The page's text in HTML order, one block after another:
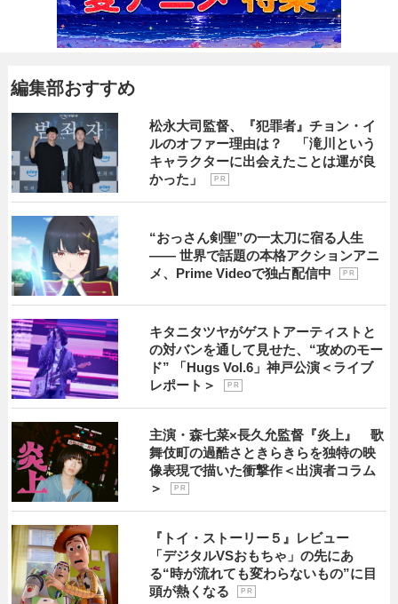
編集部おすすめ
松永大司監督、『犯罪者』チョン・イ
ルのオファー理由は？ 「滝川という
キャラクターに出会えたことは運が良
かった」
P R
“おっさん剣聖”の一太刀に宿る人生
―― 世界で話題の本格アクションアニ
メ、Prime Videoで独占配信中
P R
キタニタツヤがゲストアーティストと
の対バンを通して見せた、“攻めのモー
ド” 「Hugs Vol.6」神戸公演＜ライブ
レポート＞
P R
主演・森七菜×長久允監督『炎上』 歌
舞伎町の過酷さときらきらを独特の映
像表現で描いた衝撃作＜出演者コラム
＞
P R
『トイ・ストーリー５』レビュー
「デジタルVSおもちゃ」の先にあ
る“時が流れても変わらないもの”に目
頭が熱くなる
P R